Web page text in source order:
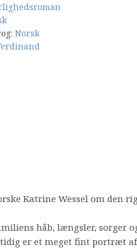
Norsk
Katrine Wessel om den
håb, længsler, sorger
er et meget fint portræt af